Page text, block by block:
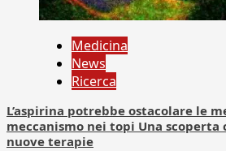
Medicina
News
Ricerca
L’aspirina potrebbe ostacolare le
meccanismo nei topi Una scoperta
nuove terapie